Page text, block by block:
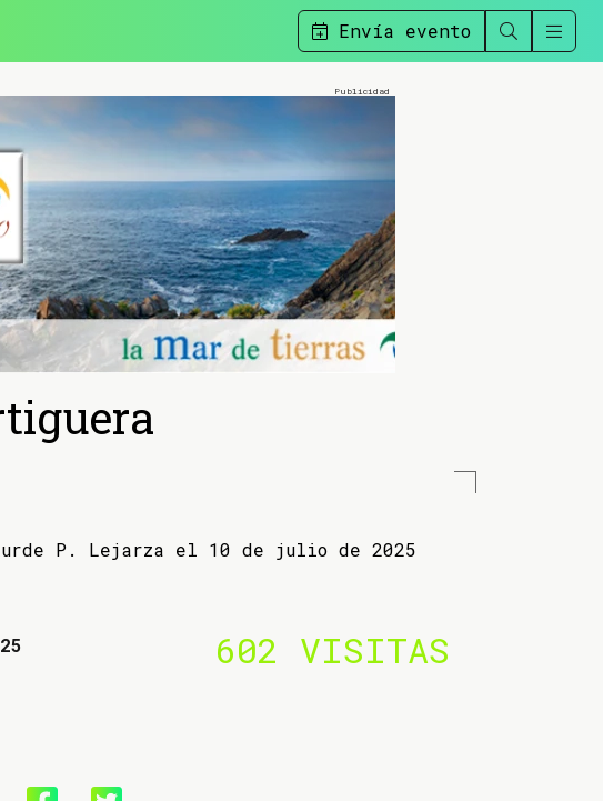
Envía evento
P. Lejarza el 10 de julio de 2025
602 VISITAS